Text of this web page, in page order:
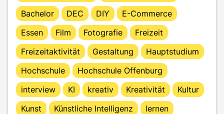
Bachelor
DEC DIY
E-Commerce
Essen
Film Fotografie
Freizeit
Freizeitaktivität
Gestaltung
Hauptstudium
Hochschule
Hochschule Offenburg
interview
KI kreativ Kreativität
Kultur
Kunst
Künstliche Intelligenz
lernen